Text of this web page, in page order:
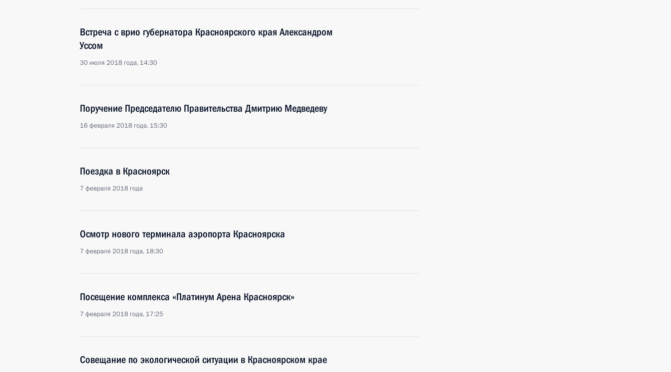
Встреча с врио губернатора Красноярского края Александром
Уссом
30 июля 2018 года, 14:30
Поручение Председателю Правительства Дмитрию Медведеву
16 февраля 2018 года, 15:30
Поездка в Красноярск
7 февраля 2018 года
Осмотр нового терминала аэропорта Красноярска
7 февраля 2018 года, 18:30
Посещение комплекса «Платинум Арена Красноярск»
7 февраля 2018 года, 17:25
Совещание по экологической ситуации в Красноярском крае